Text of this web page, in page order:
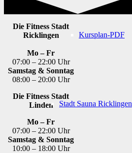
Kursplan-PDF
Stadt Sauna Ricklingen
Die Fitness Stadt
Ricklingen
Mo – Fr
07:00 – 22:00 Uhr
Samstag & Sonntag
08:00 – 20:00 Uhr
Die Fitness Stadt
Linden
Mo – Fr
07:00 – 22:00 Uhr
Samstag & Sonntag
10:00 – 18:00 Uhr